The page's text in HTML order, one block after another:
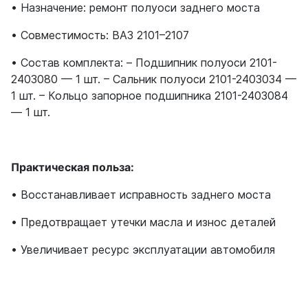
• Назначение: ремонт полуоси заднего моста
• Совместимость: ВАЗ 2101–2107
• Состав комплекта: – Подшипник полуоси 2101-
2403080 — 1 шт. – Сальник полуоси 2101-2403034 —
1 шт. – Кольцо запорное подшипника 2101-2403084
— 1 шт.
Практическая польза:
• Восстанавливает исправность заднего моста
• Предотвращает утечки масла и износ деталей
• Увеличивает ресурс эксплуатации автомобиля